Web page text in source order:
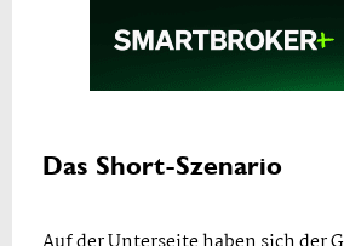
Das Short-Szenario